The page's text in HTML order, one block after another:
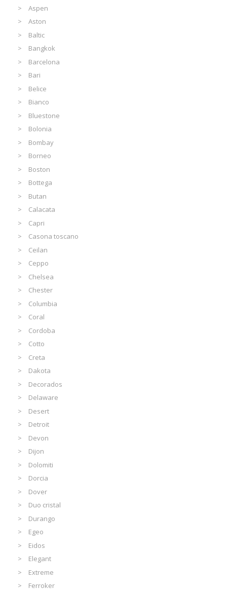
Aspen
Aston
Baltic
Bangkok
Barcelona
Bari
Belice
Bianco
Bluestone
Bolonia
Bombay
Borneo
Boston
Bottega
Butan
Calacata
Capri
Casona toscano
Ceilan
Ceppo
Chelsea
Chester
Columbia
Coral
Cordoba
Cotto
Creta
Dakota
Decorados
Delaware
Desert
Detroit
Devon
Dijon
Dolomiti
Dorcia
Dover
Duo cristal
Durango
Egeo
Eidos
Elegant
Extreme
Ferroker